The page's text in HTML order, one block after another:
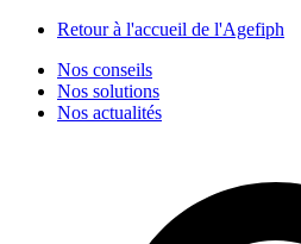
Retour à l'accueil de l'Agefiph
Nos conseils
Nos solutions
Nos actualités